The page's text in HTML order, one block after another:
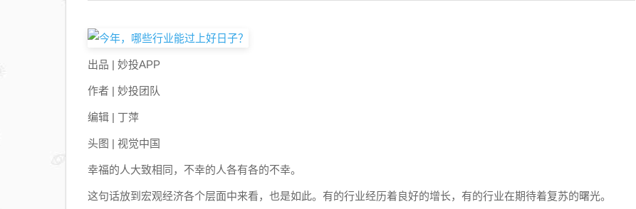
出品 | 妙投APP
作者 | 妙投团队
编辑 | 丁萍
头图 | 视觉中国
幸福的人大致相同，不幸的人各有各的不幸。
这句话放到宏观经济各个层面中来看，也是如此。有的行业经历着良好的增长，有的行业在期待着复苏的曙光。